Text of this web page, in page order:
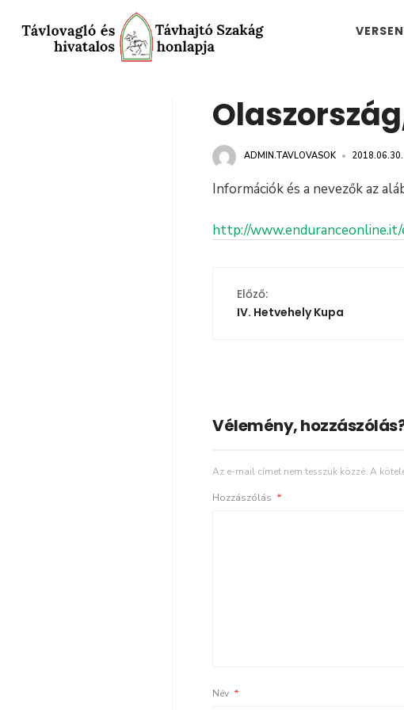
ADMIN.TAVLOVASOK • 2018.06.30.
Információk és a nevezők az
http://
Előző:
IV. Hetvehely Kupa
Vélemény,
Az e-mail címet nem tesszük közzé. A
Hozzászólás *
Név *